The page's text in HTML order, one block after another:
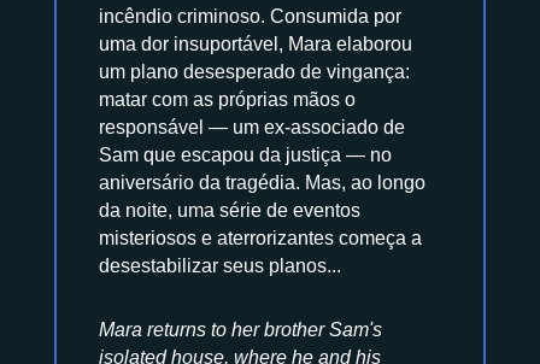
incêndio criminoso. Consumida por
uma dor insuportável, Mara elaborou
um plano desesperado de vingança:
matar com as próprias mãos o
responsável — um ex-associado de
Sam que escapou da justiça — no
aniversário da tragédia. Mas, ao longo
da noite, uma série de eventos
misteriosos e aterrorizantes começa a
desestabilizar seus planos...
Mara returns to her brother Sam's
isolated house, where he and his